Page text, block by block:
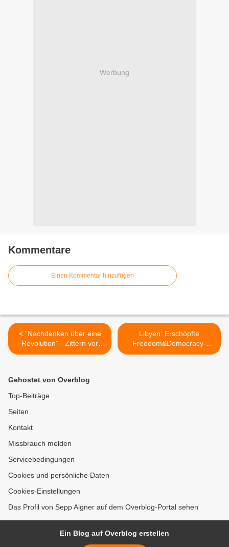
Werbung
Kommentare
Einen Kommentar hinzufügen
< "Nachdenken über eine
Revolution" - Zittern vor
dem Beben ?
Libyen: Erschöpfte
Freedom&Democracy-
Helden >
Gehostet von Overblog
Top-Beiträge
Seiten
Kontakt
Missbrauch melden
Servicebedingungen
Cookies und persönliche Daten
Cookies-Einstellungen
Das Profil von Sepp Aigner auf dem Overblog-Portal sehen
Ein Blog auf Overblog erstellen